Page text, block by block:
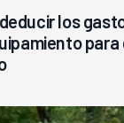
los
para